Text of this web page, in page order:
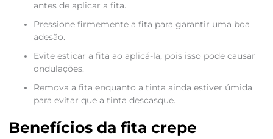
antes de aplicar a fita.
Pressione firmemente a fita para garantir uma boa
adesão.
Evite esticar a fita ao aplicá-la, pois isso pode causar
ondulações.
Remova a fita enquanto a tinta ainda estiver úmida
para evitar que a tinta descasque.
Benefícios da fita crepe